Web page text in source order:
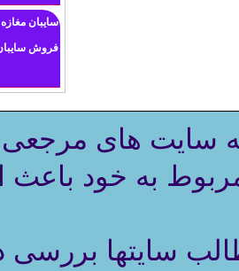
سایبان مغازه
فروش
سایت های
به خود
سایتها بررسی